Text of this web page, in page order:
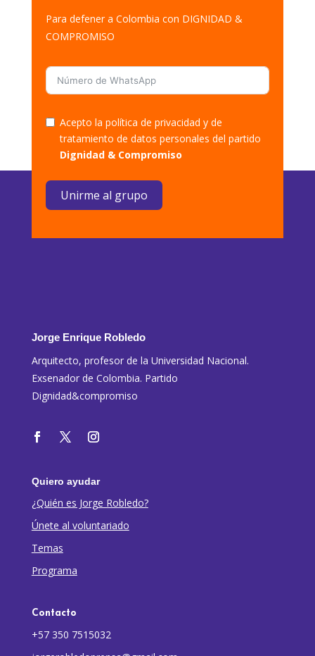
Para defener a Colombia con DIGNIDAD &
COMPROMISO
Acepto la política de privacidad y de
tratamiento de datos personales del partido
Dignidad & Compromiso
Unirme al grupo
Jorge Enrique Robledo
Arquitecto, profesor de la Universidad Nacional.
Exsenador de Colombia. Partido
Dignidad&compromiso
Quiero ayudar
¿Quién es Jorge Robledo?
Únete al voluntariado
Temas
Programa
Contacto
+57 350 7515032